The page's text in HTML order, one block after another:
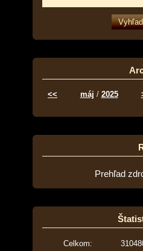
<< máj / 2025
Prehľad
Celkom: